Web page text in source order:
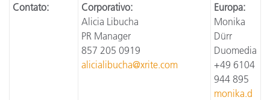
Contato:
Corporativo:
Alicia Libucha
PR Manager
857 205 0919
alicialibucha@xrite.com
Europa:
Monika
Dürr
Duomedia
+49 6104
944 895
monika.d